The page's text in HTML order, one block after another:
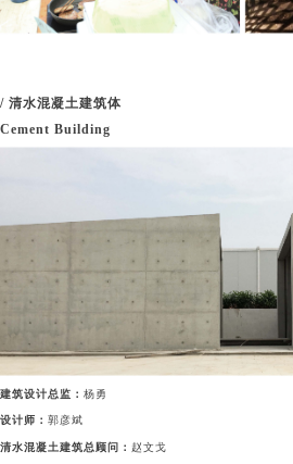
/ 清水混凝土建筑体
Cement Building
建筑设计总监： 杨勇
设计师： 郭彦斌
清水混凝土建筑总顾问： 赵文戈